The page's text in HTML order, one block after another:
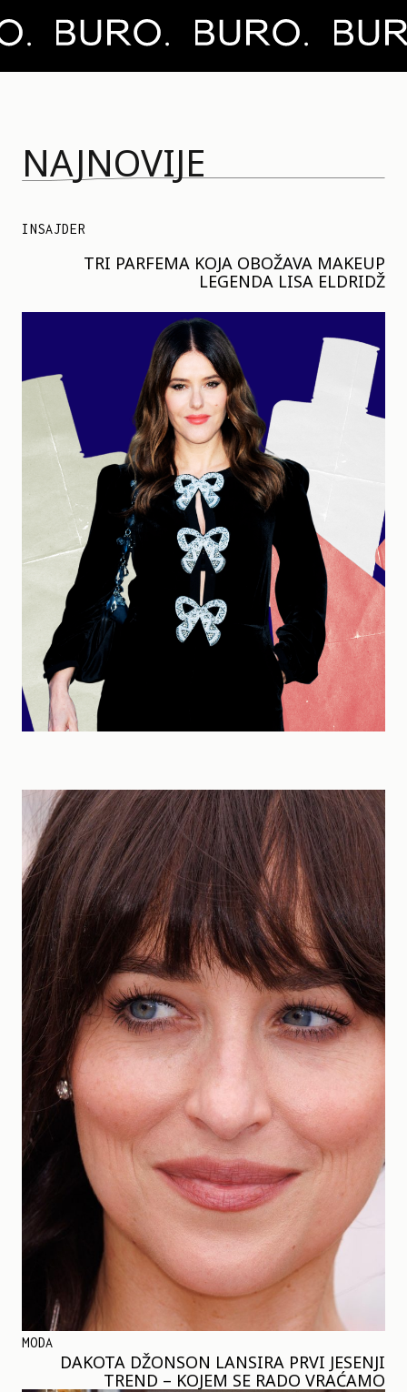
NAJNOVIJE
INSAJDER
TRI PARFEMA KOJA OBOŽAVA MAKEUP
LEGENDA LISA ELDRIDŽ
MODA
DAKOTA DŽONSON LANSIRA PRVI JESENJI
TREND – KOJEM SE RADO VRAĆAMO